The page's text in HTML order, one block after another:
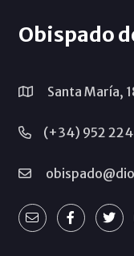
Obispado
Santa María,
(+34) 952